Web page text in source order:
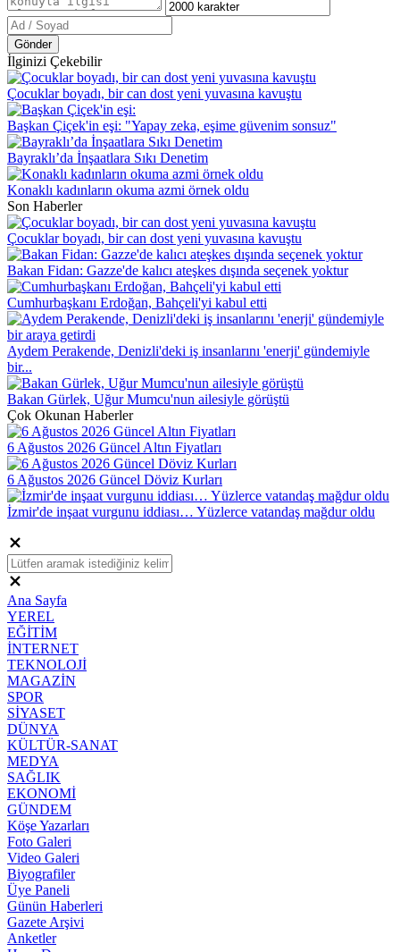
Gönder
İlginizi Çekebilir
Çocuklar boyadı, bir can dost yeni yuvasına kavuştu
Başkan Çiçek'in eşi: "Yapay zeka, eşime güvenim sonsuz"
Bayraklı’da İnşaatlara Sıkı Denetim
Konaklı kadınların okuma azmi örnek oldu
Son Haberler
Çocuklar boyadı, bir can dost yeni yuvasına kavuştu
Bakan Fidan: Gazze'de kalıcı ateşkes dışında seçenek yoktur
Cumhurbaşkanı Erdoğan, Bahçeli'yi kabul etti
Aydem Perakende, Denizli'deki iş insanlarını 'enerji' gündemiyle
bir...
Bakan Gürlek, Uğur Mumcu'nun ailesiyle görüştü
Çok Okunan Haberler
6 Ağustos 2026 Güncel Altın Fiyatları
6 Ağustos 2026 Güncel Döviz Kurları
İzmir'de inşaat vurgunu iddiası… Yüzlerce vatandaş mağdur oldu
Ana Sayfa
YEREL
EĞİTİM
İNTERNET
TEKNOLOJİ
MAGAZİN
SPOR
SİYASET
DÜNYA
KÜLTÜR-SANAT
MEDYA
SAĞLIK
EKONOMİ
GÜNDEM
Köşe Yazarları
Foto Galeri
Video Galeri
Biyografiler
Üye Paneli
Günün Haberleri
Gazete Arşivi
Anketler